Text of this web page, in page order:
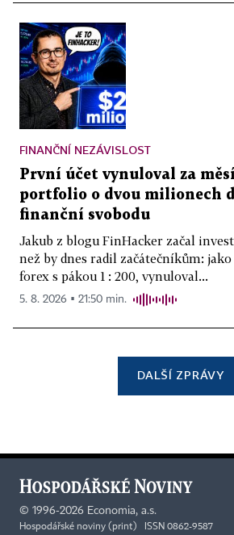
FINANČNÍ NEZÁVISLOST
První účet vynuloval za
portfolio o dvou milionech
finanční svobodu
Jakub z blogu FinHacker začal
než by dnes radil začátečníkům:
forex s pákou 1 : 200, vynuloval...
5. 8. 2026 ▪ 21:50 min.
DALŠÍ ZPRÁVY
© 1996-2026 Economia, a.s.
Hospodářské noviny (print) ISSN 0862-9587